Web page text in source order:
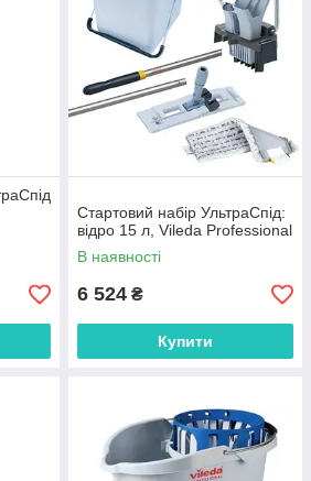
Стартовий набір УльтраСпід:
відро 15 л, Vileda Professional
В наявності
6 524 ₴
Купити